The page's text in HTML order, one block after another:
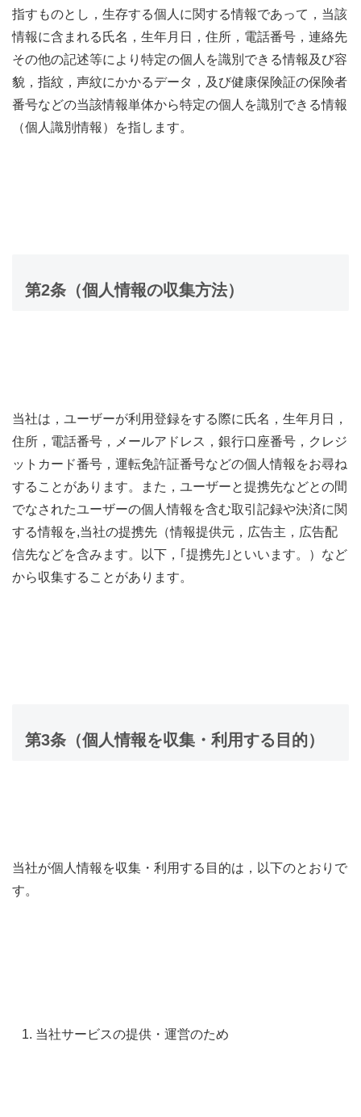
指すものとし，生存する個人に関する情報であって，当該
情報に含まれる氏名，生年月日，住所，電話番号，連絡先
その他の記述等により特定の個人を識別できる情報及び容
貌，指紋，声紋にかかるデータ，及び健康保険証の保険者
番号などの当該情報単体から特定の個人を識別できる情報
（個人識別情報）を指します。
第2条（個人情報の収集方法）
当社は，ユーザーが利用登録をする際に氏名，生年月日，
住所，電話番号，メールアドレス，銀行口座番号，クレジ
ットカード番号，運転免許証番号などの個人情報をお尋ね
することがあります。また，ユーザーと提携先などとの間
でなされたユーザーの個人情報を含む取引記録や決済に関
する情報を,当社の提携先（情報提供元，広告主，広告配
信先などを含みます。以下，｢提携先｣といいます。）など
から収集することがあります。
第3条（個人情報を収集・利用する目的）
当社が個人情報を収集・利用する目的は，以下のとおりで
す。
当社サービスの提供・運営のため